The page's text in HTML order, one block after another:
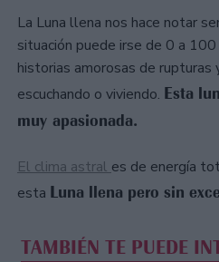
La Luna llena nos hace notar
situación puede irse de 0 a
historias amorosas de
escuchando o viviendo. Esta
muy apasionada.
El clima astral es de energía
esta Luna llena pero sin
TAMBIÉN TE PUEDE